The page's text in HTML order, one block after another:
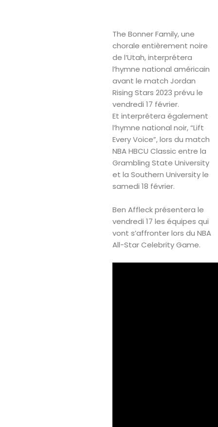
The Bonner Family, une
chorale entièrement noire
de l’Utah, interprétera
l’hymne national américain
avant le match Jordan
Rising Stars 2023 prévu le
vendredi 17 février.
Et interprétera également
l’hymne national noir, “Lift
Every Voice”, lors du match
NBA HBCU Classic entre la
Grambling State University
et la Southern University le
samedi 18 février.
Ben Affleck présentera le
vendredi 17 les équipes qui
vont s’affronter lors du NBA
All-Star Celebrity Game.